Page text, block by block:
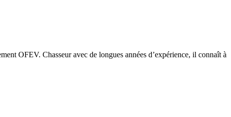
OFEV. Chasseur avec de longues années d’expérience, il connaît à